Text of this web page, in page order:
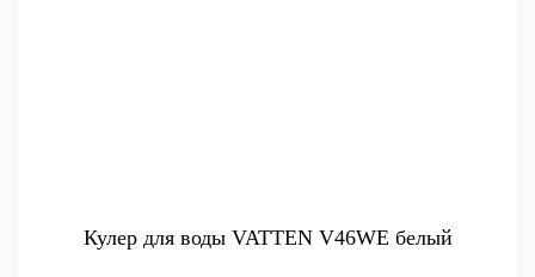
Кулер для воды VATTEN V46WE белый